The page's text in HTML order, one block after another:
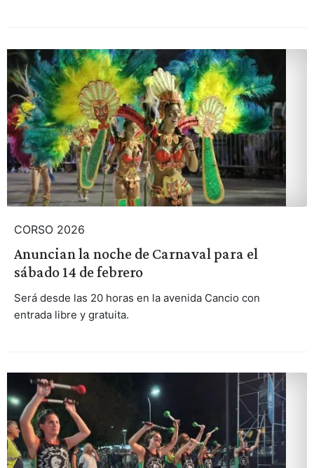
CORSO 2026
Anuncian la noche de Carnaval para el
sábado 14 de febrero
Será desde las 20 horas en la avenida Cancio con
entrada libre y gratuita.